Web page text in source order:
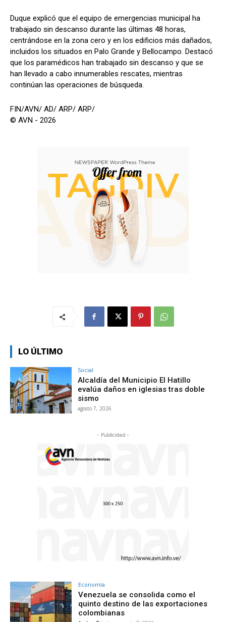
Duque explicó que el equipo de emergencias municipal ha
trabajado sin descanso durante las últimas 48 horas,
centrándose en la zona cero y en los edificios más dañados,
incluidos los situados en Palo Grande y Bellocampo. Destacó
que los paramédicos han trabajado sin descanso y que se
han llevado a cabo innumerables rescates, mientras
continúan las operaciones de búsqueda.
FIN/AVN/ AD/ ARP/ ARP/
© AVN - 2026
LO ÚLTIMO
Social
Alcaldía del Municipio El Hatillo
evalúa daños en iglesias tras doble
sismo
agosto 7, 2026
- Publicidad -
Economía
Venezuela se consolida como el
quinto destino de las exportaciones
colombianas